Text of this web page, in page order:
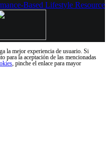
la mejor experiencia de usuario. Si
para la aceptación de las mencionadas
, pinche el enlace para mayor